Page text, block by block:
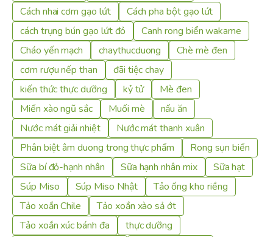
Cách nhai cơm gạo lứt
Cách pha bột gạo lứt
cách trụng bún gạo lứt đỏ
Canh rong biển wakame
Cháo yến mạch
chaythucduong
Chè mè đen
cơm rượu nếp than
đãi tiệc chay
kiến thức thực dưỡng
kỷ tử
Mè đen
Miến xào ngũ sắc
Muối mè
nấu ăn
Nước mát giải nhiệt
Nước mát thanh xuân
Phân biệt âm duong trong thực phẩm
Rong sụn biển
Sữa bí đỏ-hạnh nhân
Sữa hạnh nhân mix
Sữa hạt
Súp Miso
Súp Miso Nhật
Tảo ống kho riềng
Tảo xoắn Chile
Tảo xoắn xào sả ớt
Tảo xoắn xúc bánh đa
thực dưỡng